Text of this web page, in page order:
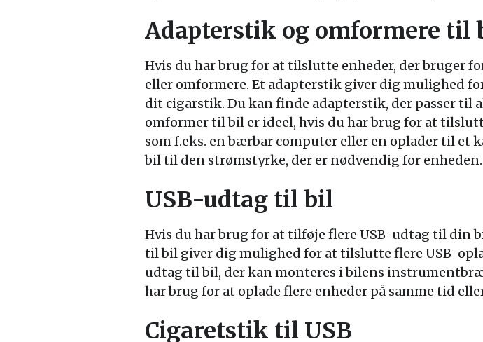
Adapterstik og omformere til
Hvis du har brug for at tilslutte enheder, der bruger
eller omformere. Et adapterstik giver dig mulighed
dit cigarstik. Du kan finde adapterstik, der passer
omformer til bil er ideel, hvis du har brug for at
som f.eks. en bærbar computer eller en oplader til et
bil til den strømstyrke, der er nødvendig for enheden.
USB-udtag til bil
Hvis du har brug for at tilføje flere USB-udtag til din
til bil giver dig mulighed for at tilslutte flere USB-
udtag til bil, der kan monteres i bilens
har brug for at oplade flere enheder på samme tid
Cigaretstik til USB